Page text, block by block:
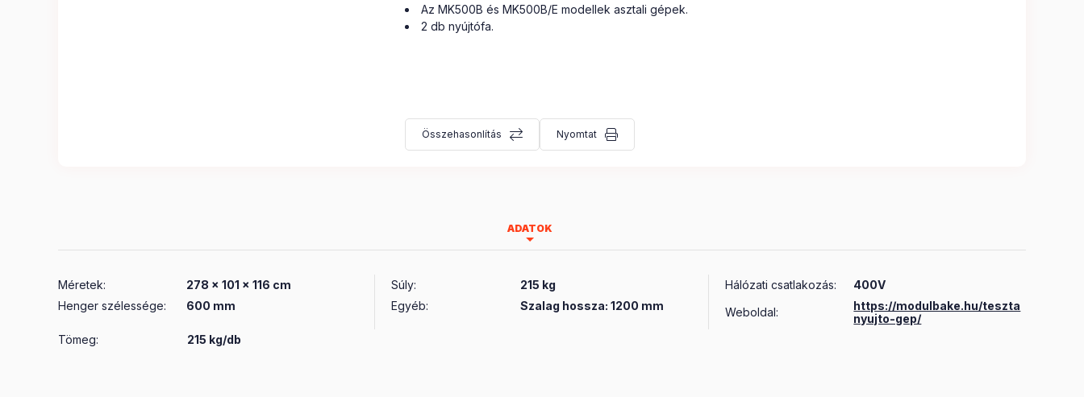
Az MK500B és MK500B/E modellek asztali gépek.
2 db nyújtófa.
Összehasonlítás Nyomtat
ADATOK
Méretek: 278 x 101 x 116 cm Súly: 215 kg Hálózati csatlakozás:
400V
Henger szélessége: 600 mm Egyéb: Szalag hossza: 1200 mm Weboldal:
https://modulbake.hu/teszta
nyujto-gep/
Tömeg:
215 kg/db